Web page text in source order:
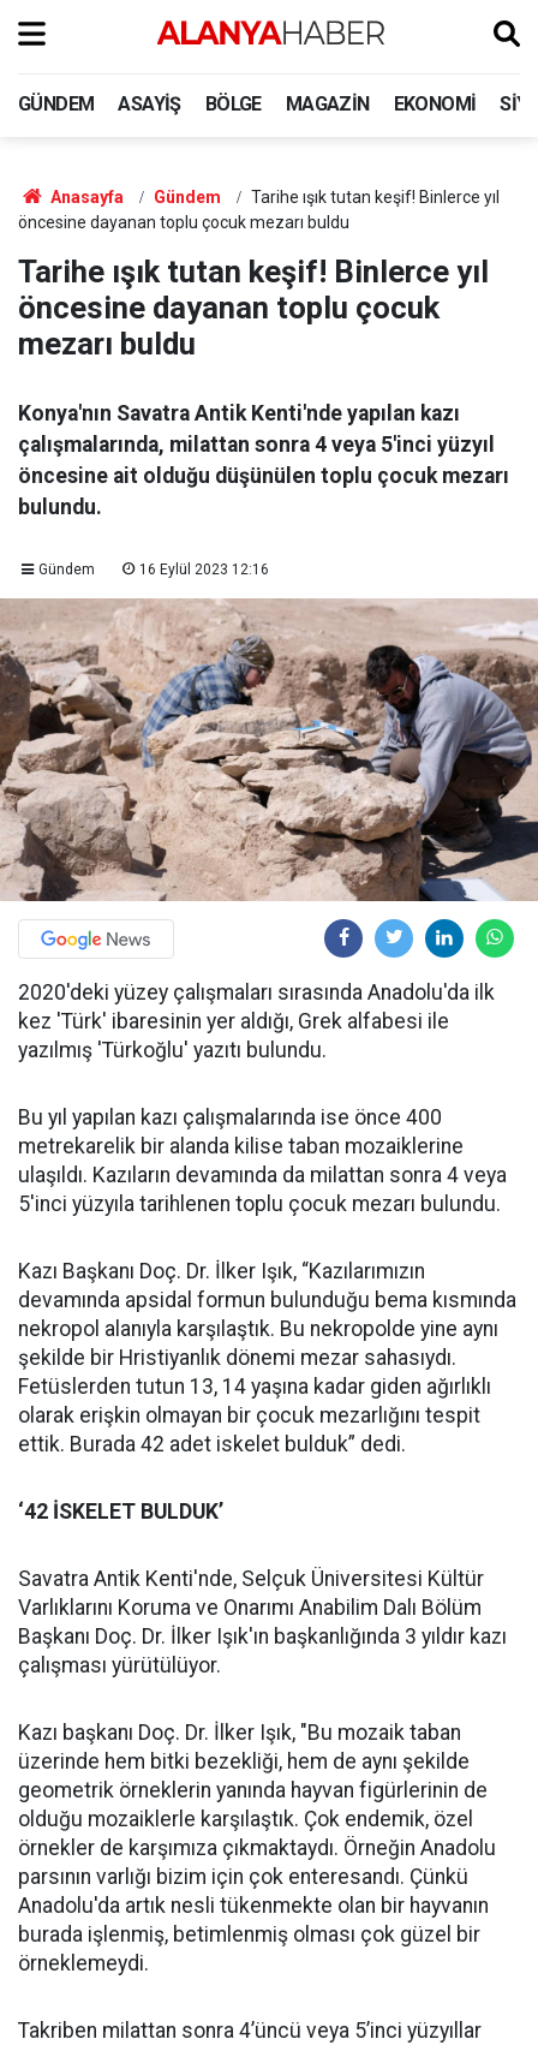
GÜNDEM ASAYIŞ BÖLGE MAGAZIN EKONOMI
Anasayfa Gündem
Tarihe ışık tutan keşif! Binlerce yıl
öncesine dayanan toplu çocuk mezarı buldu
Tarihe ışık tutan keşif! Binlerce yıl
öncesine dayanan toplu çocuk
mezarı buldu
Konya'nın Savatra Antik Kenti'nde yapılan kazı
çalışmalarında, milattan sonra 4 veya 5'inci yüzyıl
öncesine ait olduğu düşünülen toplu çocuk mezarı
bulundu.
Gündem 16 Eylül 2023 12:16
2020'deki yüzey çalışmaları sırasında Anadolu'da ilk
kez 'Türk' ibaresinin yer aldığı, Grek alfabesi ile
yazılmış 'Türkoğlu' yazıtı bulundu.
Bu yıl yapılan kazı çalışmalarında ise önce 400
metrekarelik bir alanda kilise taban mozaiklerine
ulaşıldı. Kazıların devamında da milattan sonra 4 veya
5'inci yüzyıla tarihlenen toplu çocuk mezarı bulundu.
Kazı Başkanı Doç. Dr. İlker Işık, “Kazılarımızın
devamında apsidal formun bulunduğu bema kısmında
nekropol alanıyla karşılaştık. Bu nekropolde yine aynı
şekilde bir Hristiyanlık dönemi mezar sahasıydı.
Fetüslerden tutun 13, 14 yaşına kadar giden ağırlıklı
olarak erişkin olmayan bir çocuk mezarlığını tespit
ettik. Burada 42 adet iskelet bulduk” dedi.
‘42 İSKELET BULDUK’
Savatra Antik Kenti'nde, Selçuk Üniversitesi Kültür
Varlıklarını Koruma ve Onarımı Anabilim Dalı Bölüm
Başkanı Doç. Dr. İlker Işık'ın başkanlığında 3 yıldır kazı
çalışması yürütülüyor.
Kazı başkanı Doç. Dr. İlker Işık, "Bu mozaik taban
üzerinde hem bitki bezekliği, hem de aynı şekilde
geometrik örneklerin yanında hayvan figürlerinin de
olduğu mozaiklerle karşılaştık. Çok endemik, özel
örnekler de karşımıza çıkmaktaydı. Örneğin Anadolu
parsının varlığı bizim için çok enteresandı. Çünkü
Anadolu'da artık nesli tükenmekte olan bir hayvanın
burada işlenmiş, betimlenmiş olması çok güzel bir
örneklemeydi.
Takriben milattan sonra 4’üncü veya 5’inci yüzyıllar